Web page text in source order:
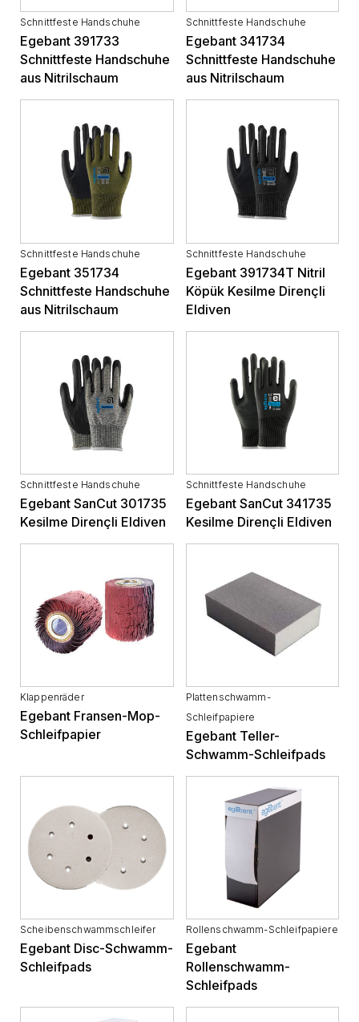
Plattenschwamm-
Schleifpapiere
Egebant Teller-
Schwamm-Schleifpads
Scheibenschwammschleifer
Egebant Disc-Schwamm-
Schleifpads
Rollenschwamm-Schleifpapiere
Egebant
Rollenschwamm-
Schleifpads
Klappenräder
Egebant Fransen-Mop-
Schleifpapier
Schnittfeste Handschuhe
Egebant 391733
Schnittfeste Handschuhe
aus Nitrilschaum
Schnittfeste Handschuhe
Egebant 341734
Schnittfeste Handschuhe
aus Nitrilschaum
Schnittfeste Handschuhe
Egebant 351734
Schnittfeste Handschuhe
aus Nitrilschaum
Schnittfeste Handschuhe
Egebant 391734T Nitril
Köpük Kesilme Dirençli
Eldiven
Schnittfeste Handschuhe
Egebant SanCut 301735
Kesilme Dirençli Eldiven
Schnittfeste Handschuhe
Egebant SanCut 341735
Kesilme Dirençli Eldiven